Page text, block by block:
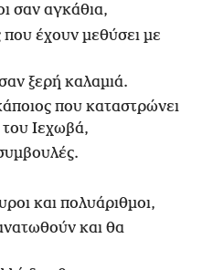
σαν αγκάθια,
που έχουν μεθύσει με
ξερή καλαμιά.
που καταστρώνει
του Ιεχωβά,
και πολυάριθμοι,
και θα